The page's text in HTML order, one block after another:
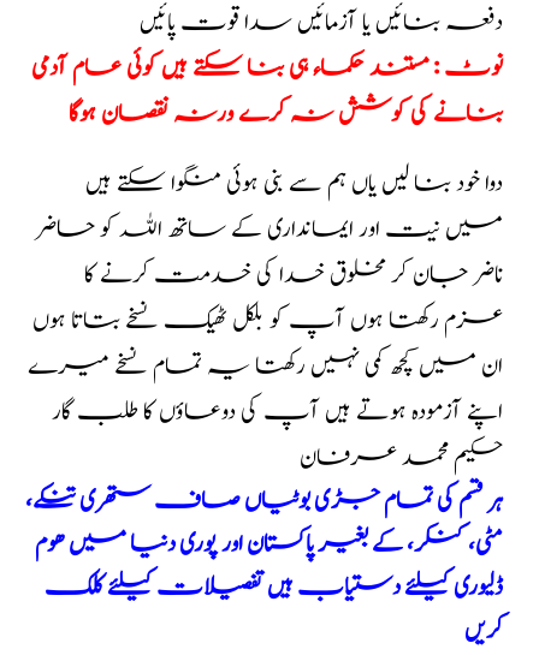
دفعہ بنائیں یا آزمائیں سدا قوت پائیں
نوٹ : مستند حکماء ہی بنا سکتے ہیں کوئی عام آدمی
بنانے کی کوشش نہ کرے ورنہ نقصان ہوگا
دوا خود بنا لیں یاں ہم سے بنی ہوئی منگوا سکتے ہیں
میں نیت اور ایمانداری کے ساتھ اللہ کو حاضر
ناضر جان کر مخلوق خدا کی خدمت کرنے کا
عزم رکھتا ہوں آپ کو بلکل ٹھیک نسخے بتاتا ہوں
ان میں کچھ کمی نہیں رکھتا یہ تمام نسخے میرے
اپنے آزمودہ ہوتے ہیں آپ کی دوعاؤں کا طلب گار
حکیم محمد عرفان
ہر قسم کی تمام جڑی بوٹیاں صاف ستھری تنکے،
مٹی، کنکر، کے بغیر پاکستان اور پوری دنیا میں ھوم
ڈلیوری کیلئے دستیاب ہیں تفصیلات کیلئے کلک
کریں